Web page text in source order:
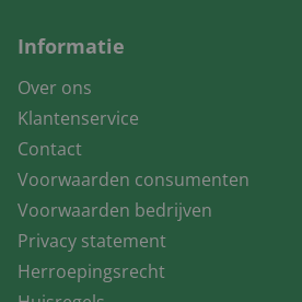
Informatie
Over ons
Klantenservice
Contact
Voorwaarden consumenten
Voorwaarden bedrijven
Privacy statement
Herroepingsrecht